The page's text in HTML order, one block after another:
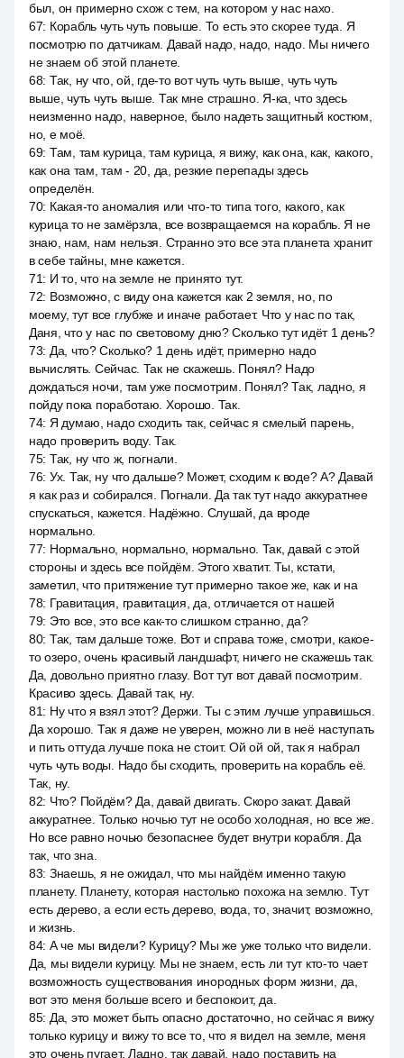
был, он примерно схож с тем, на котором у нас нахо.
67: Корабль чуть чуть повыше. То есть это скорее туда. Я
посмотрю по датчикам. Давай надо, надо, надо. Мы ничего
не знаем об этой планете.
68: Так, ну что, ой, где-то вот чуть чуть выше, чуть чуть
выше, чуть чуть выше. Так мне страшно. Я-ка, что здесь
неизменно надо, наверное, было надеть защитный костюм,
но, е моё.
69: Там, там курица, там курица, я вижу, как она, как, какого,
как она там, там - 20, да, резкие перепады здесь
определён.
70: Какая-то аномалия или что-то типа того, какого, как
курица то не замёрзла, все возвращаемся на корабль. Я не
знаю, нам, нам нельзя. Странно это все эта планета хранит
в себе тайны, мне кажется.
71: И то, что на земле не принято тут.
72: Возможно, с виду она кажется как 2 земля, но, по
моему, тут все глубже и иначе работает. Что у нас по так,
Даня, что у нас по световому дню? Сколько тут идёт 1 день?
73: Да, что? Сколько? 1 день идёт, примерно надо
вычислять. Сейчас. Так не скажешь. Понял? Надо
дождаться ночи, там уже посмотрим. Понял? Так, ладно, я
пойду пока поработаю. Хорошо. Так.
74: Я думаю, надо сходить так, сейчас я смелый парень,
надо проверить воду. Так.
75: Так, ну что ж, погнали.
76: Ух. Так, ну что дальше? Может, сходим к воде? А? Давай
я как раз и собирался. Погнали. Да так тут надо аккуратнее
спускаться, кажется. Надёжно. Слушай, да вроде
нормально.
77: Нормально, нормально, нормально. Так, давай с этой
стороны и здесь все пойдём. Этого хватит. Ты, кстати,
заметил, что притяжение тут примерно такое же, как и на
78: Гравитация, гравитация, да, отличается от нашей
79: Это все, это все как-то слишком странно, да?
80: Так, там дальше тоже. Вот и справа тоже, смотри, какое-
то озеро, очень красивый ландшафт, ничего не скажешь так.
Да, довольно приятно глазу. Вот тут вот давай посмотрим.
Красиво здесь. Давай так, ну.
81: Ну что я взял этот? Держи. Ты с этим лучше управишься.
Да хорошо. Так я даже не уверен, можно ли в неё наступать
и пить оттуда лучше пока не стоит. Ой ой ой, так я набрал
чуть чуть воды. Надо бы сходить, проверить на корабль её.
Так, ну.
82: Что? Пойдём? Да, давай двигать. Скоро закат. Давай
аккуратнее. Только ночью тут не особо холодная, но все же.
Но все равно ночью безопаснее будет внутри корабля. Да
так, что зна.
83: Знаешь, я не ожидал, что мы найдём именно такую
планету. Планету, которая настолько похожа на землю. Тут
есть дерево, а если есть дерево, вода, то, значит, возможно,
и жизнь.
84: А че мы видели? Курицу? Мы же уже только что видели.
Да, мы видели курицу. Мы не знаем, есть ли тут кто-то чает
возможность существования инородных форм жизни, да,
вот это меня больше всего и беспокоит, да.
85: Да, это может быть опасно достаточно, но сейчас я вижу
только курицу и вижу то все то, что я видел на земле, меня
это очень пугает. Ладно, так давай, надо поставить на